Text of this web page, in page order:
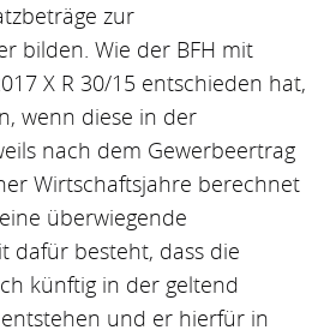
zur
bilden. Wie der BFH mit
X R 30/15 entschieden hat,
wenn diese in der
nach dem Gewerbeertrag
Wirtschaftsjahre berechnet
überwiegende
dafür besteht, dass die
künftig in der geltend
und er hierfür in